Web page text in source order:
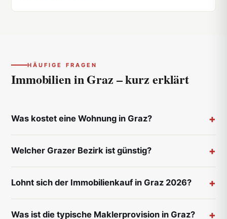
HÄUFIGE FRAGEN
Immobilien in Graz –kurz erklärt
Was kostet eine Wohnung in Graz?
Welcher Grazer Bezirk ist günstig?
Lohnt sich der Immobilienkauf in Graz 2026?
Was ist die typische Maklerprovision in Graz?